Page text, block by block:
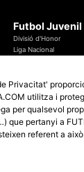
Futbol Juvenil
Divisió d'Honor
Liga Nacional
Privacitat'
utilitza i
per qualsevol
que pertanyi a
referent a